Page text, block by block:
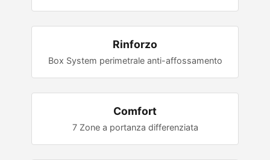
Rinforzo
Box System perimetrale anti-affossamento
Comfort
7 Zone a portanza differenziata